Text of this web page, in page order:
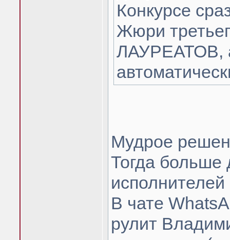
Конкурсе
Жюри
ЛАУРЕАТОВ,
Мудрое
Тогда больше
В чате
рулит